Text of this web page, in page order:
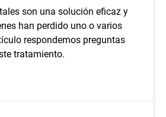
son una solución eficaz y
han perdido uno o varios
respondemos preguntas
tratamiento.